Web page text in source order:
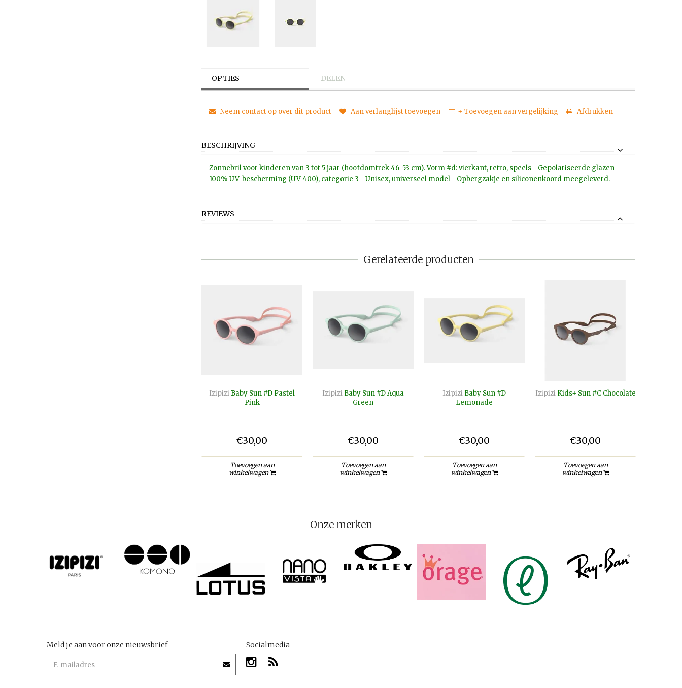
OPTIES DELEN
Neem contact op over dit product Aan verlanglijst toevoegen + Toevoegen aan vergelijking Afdrukken
BESCHRIJVING
Zonnebril voor kinderen van 3 tot 5 jaar (hoofdomtrek 46-53 cm). Vorm #d: vierkant, retro, speels - Gepolariseerde glazen -
100% UV-bescherming (UV 400), categorie 3 - Unisex, universeel model - Opbergzakje en siliconenkoord meegeleverd.
REVIEWS
Gerelateerde producten
Izipizi Baby Sun #D Pastel
Pink
€30,00
Toevoegen aan
winkelwagen
Izipizi Baby Sun #D Aqua
Green
€30,00
Toevoegen aan
winkelwagen
Izipizi Baby Sun #D
Lemonade
€30,00
Toevoegen aan
winkelwagen
Izipizi Kids+ Sun #C Chocolate
€30,00
Toevoegen aan
winkelwagen
Onze merken
Meld je aan voor onze nieuwsbrief Socialmedia